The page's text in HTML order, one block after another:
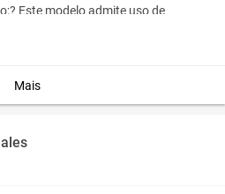
? Este modelo admite uso de
equivalentes ao GN 1/1 (530 x
pela cotação deste item. Você acha que
Agroads?Informar aqui
Mais